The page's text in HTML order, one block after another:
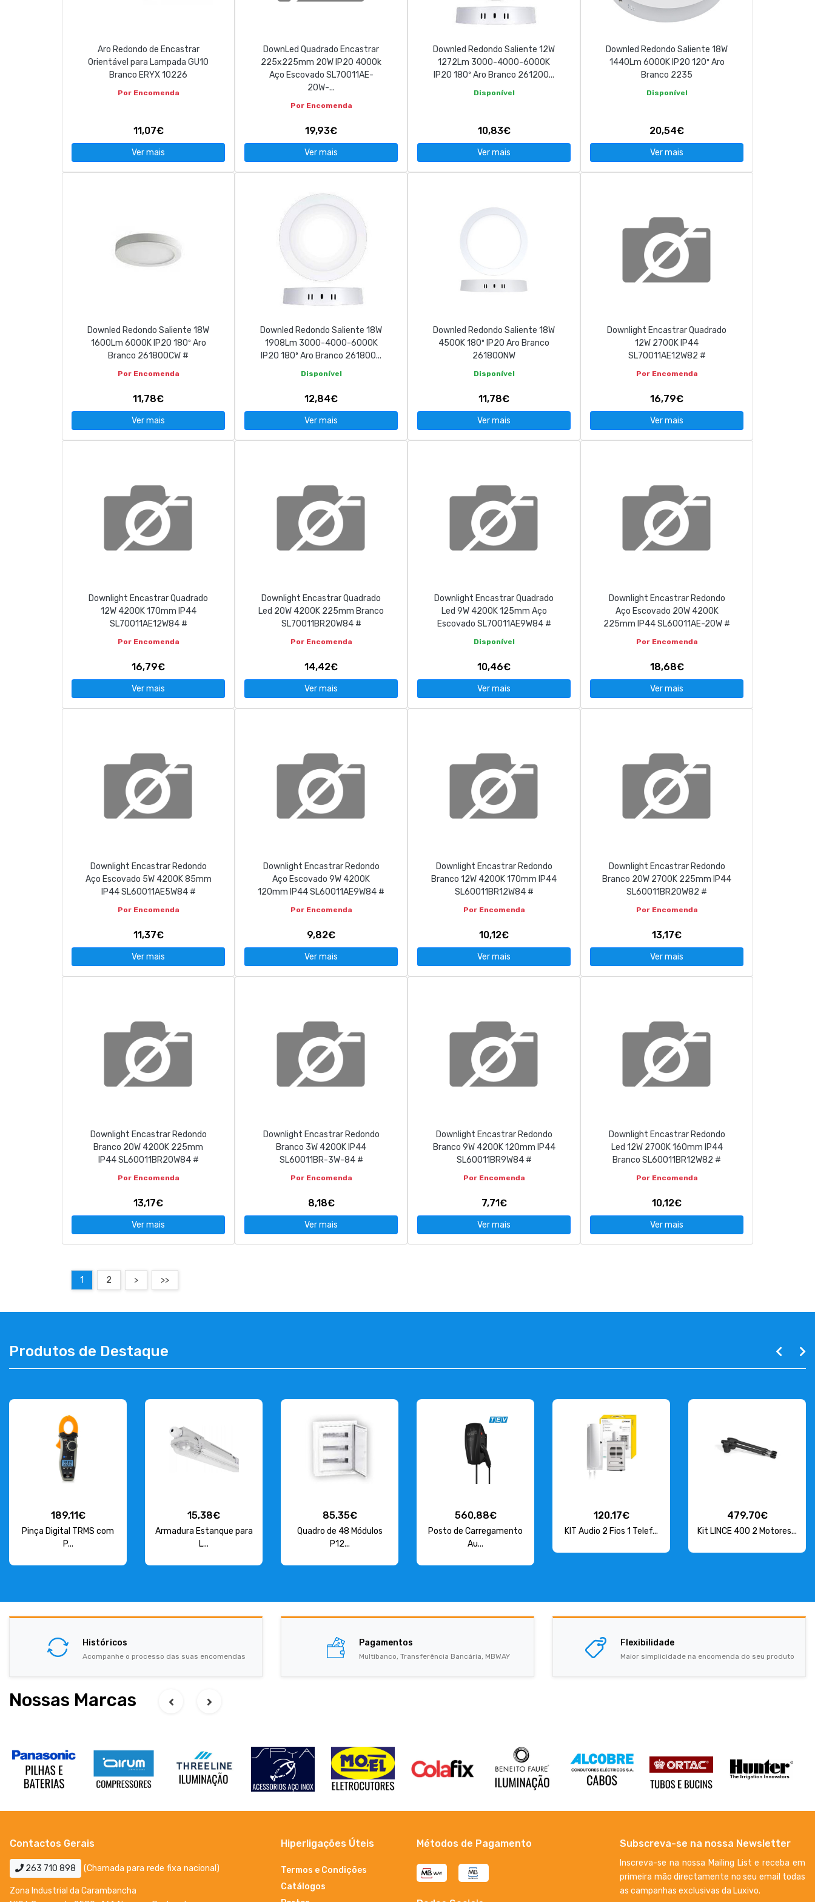
geral@luxivo.pt
Aro Redondo de Encastrar
Orientável para Lampada GU10
Branco ERYX 10226
Por Encomenda
11,07€
Ver mais
DownLed Quadrado Encastrar
225x225mm 20W IP20 4000k
Aço Escovado SL70011AE-
20W-...
Por Encomenda
19,93€
Ver mais
Downled Redondo Saliente 12W
1272Lm 3000-4000-6000K
IP20 180º Aro Branco 261200...
Disponível
10,83€
Ver mais
Downled Redondo Saliente 18W
1440Lm 6000K IP20 120º Aro
Branco 2235
Disponível
20,54€
Ver mais
Downled Redondo Saliente 18W
1600Lm 6000K IP20 180º Aro
Branco 261800CW #
Por Encomenda
11,78€
Ver mais
Downled Redondo Saliente 18W
1908Lm 3000-4000-6000K
IP20 180º Aro Branco 261800...
Disponível
12,84€
Ver mais
Downled Redondo Saliente 18W
4500K 180º IP20 Aro Branco
261800NW
Disponível
11,78€
Ver mais
Downlight Encastrar Quadrado
12W 2700K IP44
SL70011AE12W82 #
Por Encomenda
16,79€
Ver mais
Downlight Encastrar Quadrado
12W 4200K 170mm IP44
SL70011AE12W84 #
Por Encomenda
16,79€
Ver mais
Downlight Encastrar Quadrado
Led 20W 4200K 225mm Branco
SL70011BR20W84 #
Por Encomenda
14,42€
Ver mais
Downlight Encastrar Quadrado
Led 9W 4200K 125mm Aço
Escovado SL70011AE9W84 #
Disponível
10,46€
Ver mais
Downlight Encastrar Redondo
Aço Escovado 20W 4200K
225mm IP44 SL60011AE-20W #
Por Encomenda
18,68€
Ver mais
Downlight Encastrar Redondo
Aço Escovado 5W 4200K 85mm
IP44 SL60011AE5W84 #
Por Encomenda
11,37€
Ver mais
Downlight Encastrar Redondo
Aço Escovado 9W 4200K
120mm IP44 SL60011AE9W84 #
Por Encomenda
9,82€
Ver mais
Downlight Encastrar Redondo
Branco 12W 4200K 170mm IP44
SL60011BR12W84 #
Por Encomenda
10,12€
Ver mais
Downlight Encastrar Redondo
Branco 20W 2700K 225mm IP44
SL60011BR20W82 #
Por Encomenda
13,17€
Ver mais
Downlight Encastrar Redondo
Branco 20W 4200K 225mm
IP44 SL60011BR20W84 #
Por Encomenda
13,17€
Ver mais
Downlight Encastrar Redondo
Branco 3W 4200K IP44
SL60011BR-3W-84 #
Por Encomenda
8,18€
Ver mais
Downlight Encastrar Redondo
Branco 9W 4200K 120mm IP44
SL60011BR9W84 #
Por Encomenda
7,71€
Ver mais
Downlight Encastrar Redondo
Led 12W 2700K 160mm IP44
Branco SL60011BR12W82 #
Por Encomenda
10,12€
Ver mais
1 2 > >>
Produtos de Destaque
189,11€
Pinça Digital TRMS com
P...
15,38€
Armadura Estanque para
L...
85,35€
Quadro de 48 Módulos
P12...
560,88€
Posto de Carregamento
Au...
120,17€
KIT Audio 2 Fios 1 Telef...
479,70€
Kit LINCE 400 2 Motores...
Históricos
Acompanhe o processo das suas encomendas
Pagamentos
Multibanco, Transferência Bancária, MBWAY
Flexibilidade
Maior simplicidade na encomenda do seu produto
Nossas Marcas
Contactos Gerais
263 710 898 (Chamada para rede fixa nacional)
Zona Industrial da Carambancha
Hiperligações Úteis
Termos e Condições
Catálogos
Métodos de Pagamento Subscreva-se na nossa Newsletter
Inscreva-se na nossa Mailing List e receba em
primeira mão directamente no seu email todas
as campanhas exclusivas da Luxivo.